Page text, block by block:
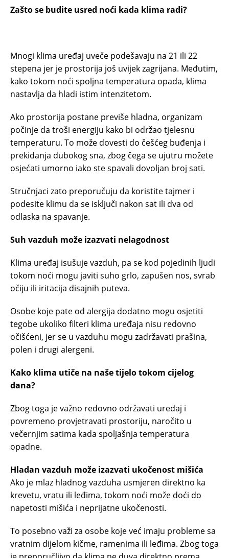
Zašto se budite usred noći kada klima radi?
Mnogi klima uređaj uveče podešavaju na 21 ili 22
stepena jer je prostorija još uvijek zagrijana. Međutim,
kako tokom noći spoljna temperatura opada, klima
nastavlja da hladi istim intenzitetom.
Ako prostorija postane previše hladna, organizam
počinje da troši energiju kako bi održao tjelesnu
temperaturu. To može dovesti do češćeg buđenja i
prekidanja dubokog sna, zbog čega se ujutru možete
osjećati umorno iako ste spavali dovoljan broj sati.
Stručnjaci zato preporučuju da koristite tajmer i
podesite klimu da se isključi nakon sat ili dva od
odlaska na spavanje.
Suh vazduh može izazvati nelagodnost
Klima uređaj isušuje vazduh, pa se kod pojedinih ljudi
tokom noći mogu javiti suho grlo, zapušen nos, svrab
očiju ili iritacija disajnih puteva.
Osobe koje pate od alergija dodatno mogu osjetiti
tegobe ukoliko filteri klima uređaja nisu redovno
očišćeni, jer se u vazduhu mogu zadržavati prašina,
polen i drugi alergeni.
Kako klima utiče na naše tijelo tokom cijelog
dana?
Zbog toga je važno redovno održavati uređaj i
povremeno provjetravati prostoriju, naročito u
večernjim satima kada spoljašnja temperatura
opadne.
Hladan vazduh može izazvati ukočenost mišića
Ako je mlaz hladnog vazduha usmjeren direktno ka
krevetu, vratu ili leđima, tokom noći može doći do
napetosti mišića i neprijatne ukočenosti.
To posebno važi za osobe koje već imaju probleme sa
vratnim dijelom kičme, ramenima ili leđima. Zbog toga